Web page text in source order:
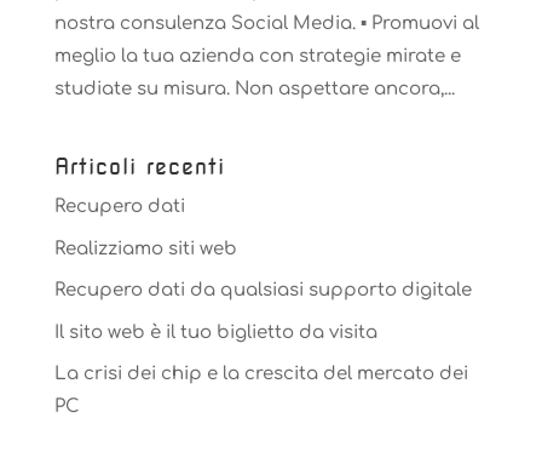
nostra consulenza Social Media. ▪️ Promuovi al
meglio la tua azienda con strategie mirate e
studiate su misura. Non aspettare ancora,...
Articoli recenti
Recupero dati
Realizziamo siti web
Recupero dati da qualsiasi supporto digitale
Il sito web è il tuo biglietto da visita
La crisi dei chip e la crescita del mercato dei
PC